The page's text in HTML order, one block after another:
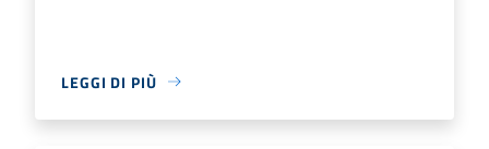
LEGGI DI PIÙ